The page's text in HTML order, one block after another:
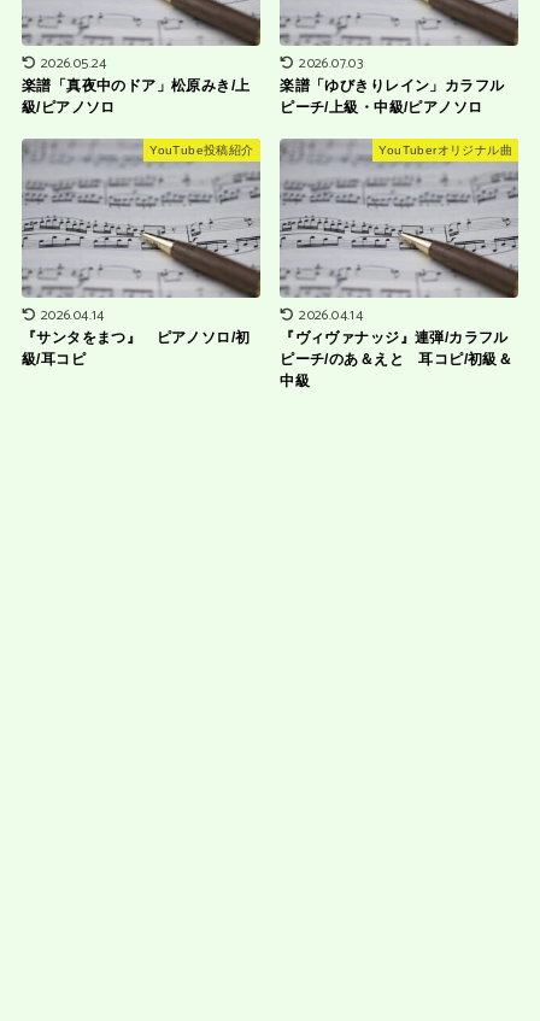
2026.05.24
楽譜「真夜中のドア」松原みき/上
級/ピアノソロ
2026.07.03
楽譜「ゆびきりレイン」カラフル
ピーチ/上級・中級/ピアノソロ
YouTube投稿紹介
2026.04.14
『サンタをまつ』 ピアノソロ/初
級/耳コピ
YouTuberオリジナル曲
2026.04.14
『ヴィヴァナッジ』連弾/カラフル
ピーチ/のあ＆えと 耳コピ/初級＆
中級